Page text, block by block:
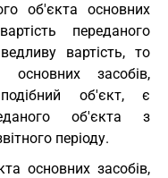
об'єкта основних
переданого
вартість, то
основних засобів,
об'єкт, є
об'єкта з
періоду.
основних засобів,